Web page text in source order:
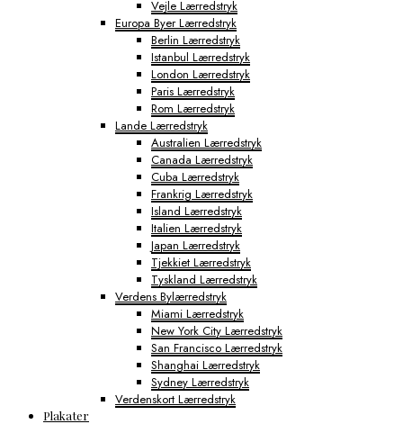
Vejle Lærredstryk
Europa Byer Lærredstryk
Berlin Lærredstryk
Istanbul Lærredstryk
London Lærredstryk
Paris Lærredstryk
Rom Lærredstryk
Lande Lærredstryk
Australien Lærredstryk
Canada Lærredstryk
Cuba Lærredstryk
Frankrig Lærredstryk
Island Lærredstryk
Italien Lærredstryk
Japan Lærredstryk
Tjekkiet Lærredstryk
Tyskland Lærredstryk
Verdens Bylærredstryk
Miami Lærredstryk
New York City Lærredstryk
San Francisco Lærredstryk
Shanghai Lærredstryk
Sydney Lærredstryk
Verdenskort Lærredstryk
Plakater